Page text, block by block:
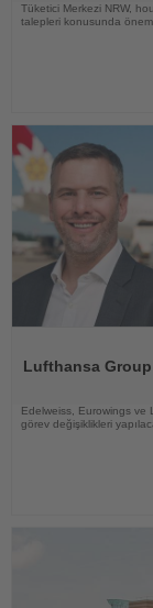
Tüketici Merkezi NRW,
talepleri konusunda
Lufthansa
Edelweiss, Eurowings ve
görev değişiklikleri